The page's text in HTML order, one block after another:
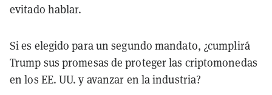
evitado hablar.
Si es elegido para un segundo mandato, ¿cumplirá
Trump sus promesas de proteger las criptomonedas
en los EE. UU. y avanzar en la industria?